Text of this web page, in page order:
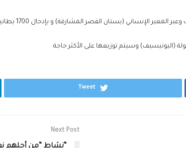
الإنساني (بستان القصر المشارقة) و بإدخال 1700 بطانية
(اليونيسيف) وسيتم توزيعها على الأكثر حاجة
Tweet
Next Post
“نشاط “من أجلهم